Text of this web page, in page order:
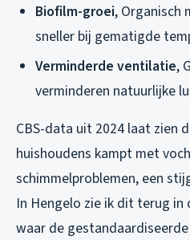
Biofilm-groei, Organisch
sneller bij gematigde
Verminderde ventilatie,
verminderen natuurlijke
CBS-data uit 2024 laat zien
huishoudens kampt met
schimmelproblemen, een
In Hengelo zie ik dit terug
waar de